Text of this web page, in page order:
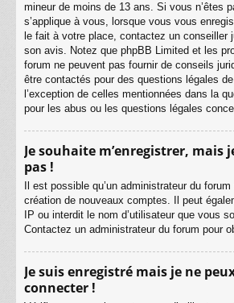
mineur de moins de 13 ans. Si vous n’êtes
s’applique à vous, lorsque vous vous
le fait à votre place, contactez un conseiller
son avis. Notez que phpBB Limited et les
forum ne peuvent pas fournir de conseils
être contactés pour des questions légales
l’exception de celles mentionnées dans la
pour les abus ou les questions légales
Je souhaite m’enregistrer, mais
pas !
Il est possible qu’un administrateur du
création de nouveaux comptes. Il peut
IP ou interdit le nom d’utilisateur que vous
Contactez un administrateur du forum pour
Je suis enregistré mais je ne
connecter !